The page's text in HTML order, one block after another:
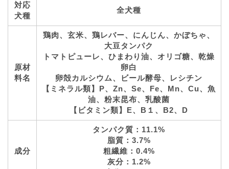
対応
犬種
全犬種
原材
料名
鶏肉、玄米、鶏レバー、にんじん、かぼちゃ、
大豆タンパク
トマトピューレ、ひまわり油、オリゴ糖、乾燥
卵白
卵殻カルシウム、ビール酵母、レシチン
【ミネラル類】P、Zn、Se、Fe、Mn、Cu、魚
油、粉末昆布、乳酸菌
【ビタミン類】E、B１、B2、D
成分
タンパク質：11.1%
脂質：3.7%
粗繊維：0.4%
灰分：1.2%